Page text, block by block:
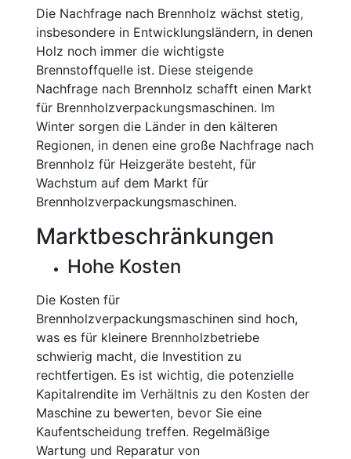
Die Nachfrage nach Brennholz wächst stetig,
insbesondere in Entwicklungsländern, in denen
Holz noch immer die wichtigste
Brennstoffquelle ist. Diese steigende
Nachfrage nach Brennholz schafft einen Markt
für Brennholzverpackungsmaschinen. Im
Winter sorgen die Länder in den kälteren
Regionen, in denen eine große Nachfrage nach
Brennholz für Heizgeräte besteht, für
Wachstum auf dem Markt für
Brennholzverpackungsmaschinen.
Marktbeschränkungen
Hohe Kosten
Die Kosten für
Brennholzverpackungsmaschinen sind hoch,
was es für kleinere Brennholzbetriebe
schwierig macht, die Investition zu
rechtfertigen. Es ist wichtig, die potenzielle
Kapitalrendite im Verhältnis zu den Kosten der
Maschine zu bewerten, bevor Sie eine
Kaufentscheidung treffen. Regelmäßige
Wartung und Reparatur von